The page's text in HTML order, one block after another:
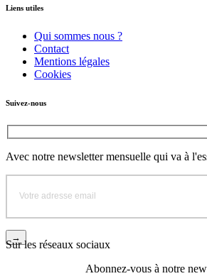
Liens utiles
Qui sommes nous ?
Contact
Mentions légales
Cookies
Suivez-nous
Avec notre newsletter mensuelle qui va à
Sur les réseaux sociaux
Abonnez-vous à notre